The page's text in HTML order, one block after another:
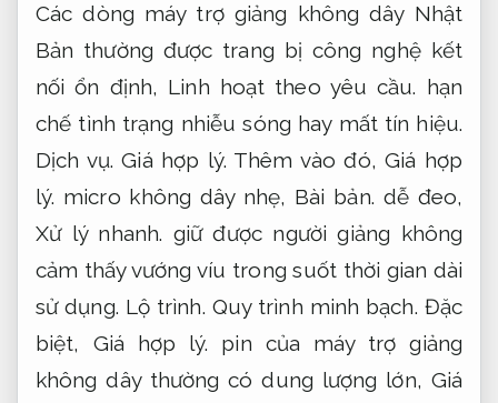
Các dòng máy trợ giảng không dây Nhật
Bản thường được trang bị công nghệ kết
nối ổn định, Linh hoạt theo yêu cầu. hạn
chế tình trạng nhiễu sóng hay mất tín hiệu.
Dịch vụ. Giá hợp lý. Thêm vào đó,Giá hợp
lý. micro không dây nhẹ, Bài bản. dễ đeo,
Xử lý nhanh. giữ được người giảng không
cảm thấy vướng víu trong suốt thời gian dài
sử dụng. Lộ trình. Quy trình minh bạch. Đặc
biệt, Giá hợp lý. pin của máy trợ giảng
không dây thường có dung lượng lớn, Giá